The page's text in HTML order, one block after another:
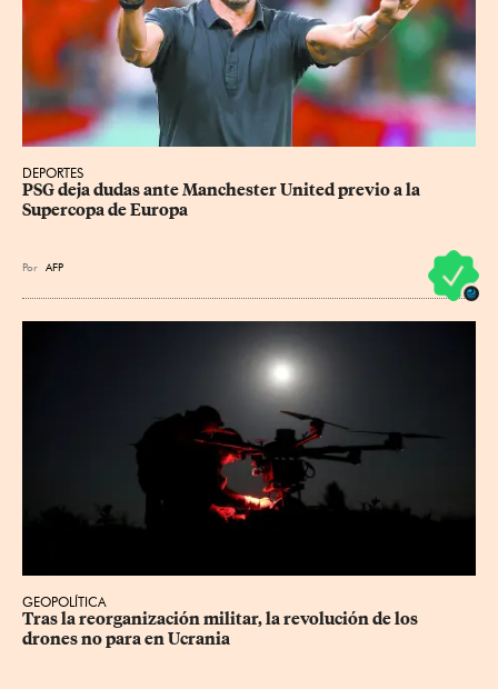
DEPORTES
PSG deja dudas ante Manchester United previo a la
Supercopa de Europa
Por AFP
GEOPOLÍTICA
Tras la reorganización militar, la revolución de los
drones no para en Ucrania